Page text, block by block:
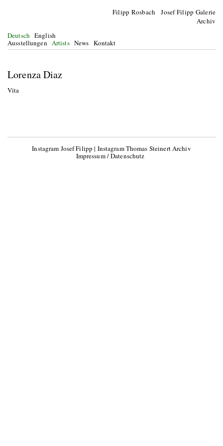
Filipp Rosbach Josef Filipp Galerie
Archiv
Deutsch English
Ausstellungen Artists News Kontakt
Lorenza Diaz
Vita
Instagram Josef Filipp | Instagram Thomas Steinert Archiv
Impressum / Datenschutz